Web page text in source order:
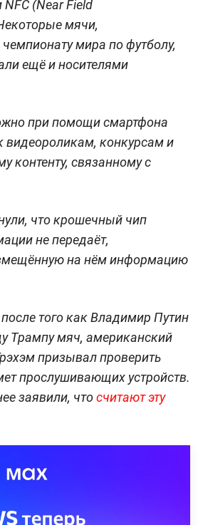
NFC (Near Field
мячи,
мира по футболу,
ещё и носителями
при помощи смартфона
видеороликам, конкурсам и
контенту, связанному с
что крошечный чип
не передаёт,
на нём информацию
того как Владимир Путин
Трампу мяч, американский
призывал проверить
прослушивающих устройств.
заявили, чтосчитают эту